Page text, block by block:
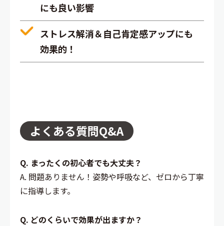
にも良い影響
ストレス解消＆自己肯定感アップにも
効果的！
よくある質問Q&A
Q. まったくの初心者でも大丈夫？
A. 問題ありません！姿勢や呼吸など、ゼロから丁寧
に指導します。
Q. どのくらいで効果が出ますか？